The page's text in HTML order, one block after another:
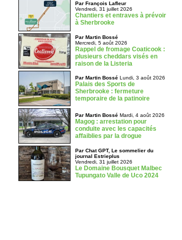
Par François Lafleur
Vendredi, 31 juillet 2026
Chantiers et entraves à prévoir
à Sherbrooke
Par Martin Bossé
Mercredi, 5 août 2026
Rappel de fromage Coaticook :
plusieurs cheddars visés en
raison de la Listeria
Par Martin Bossé Lundi, 3 août 2026
Palais des Sports de
Sherbrooke : fermeture
temporaire de la patinoire
Par Martin Bossé Mardi, 4 août 2026
Magog : arrestation pour
conduite avec les capacités
affaiblies par la drogue
Par Chat GPT, Le sommelier du
journal Estrieplus
Vendredi, 31 juillet 2026
Le Domaine Bousquet Malbec
Tupungato Valle de Uco 2024